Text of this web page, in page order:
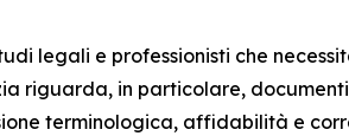
legali e professionisti che
riguarda, in particolare,
terminologica, affidabilità e